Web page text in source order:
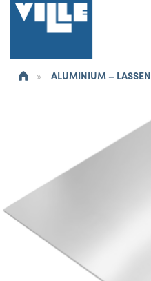
» ALUMINIUM – LASSEN